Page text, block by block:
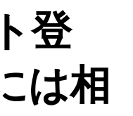
登
は相